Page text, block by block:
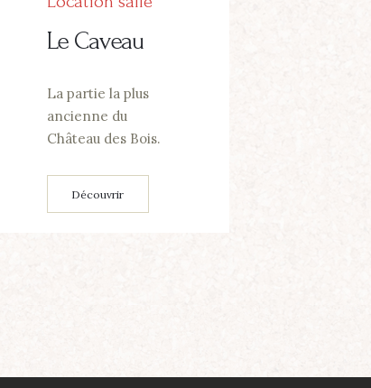
Le Caveau
La partie la plus
ancienne du
Château des Bois.
Découvrir